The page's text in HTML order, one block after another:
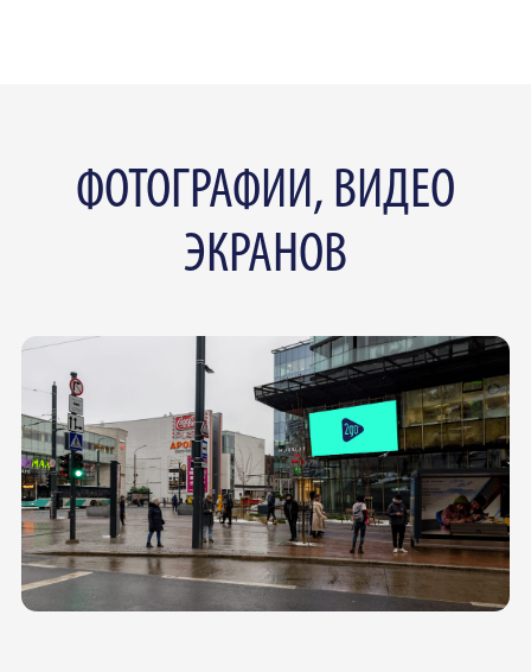
ФОТОГРАФИИ, ВИДЕО
ЭКРАНОВ